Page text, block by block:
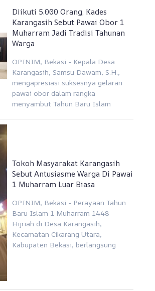
Diikuti 5.000 Orang, Kades
Karangasih Sebut Pawai Obor 1
Muharram Jadi Tradisi Tahunan
Warga
OPINIM, Bekasi - Kepala Desa
Karangasih, Samsu Dawam, S.H.,
mengapresiasi suksesnya gelaran
pawai obor dalam rangka
menyambut Tahun Baru Islam
Tokoh Masyarakat Karangasih
Sebut Antusiasme Warga Di Pawai
1 Muharram Luar Biasa
OPINIM, Bekasi - Perayaan Tahun
Baru Islam 1 Muharram 1448
Hijriah di Desa Karangasih,
Kecamatan Cikarang Utara,
Kabupaten Bekasi, berlangsung